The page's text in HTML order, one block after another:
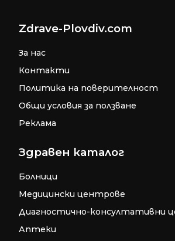
Zdrave-Plovdiv.com
За нас
Контакти
Политика на поверителност
Общи условия за ползване
Реклама
Здравен каталог
Болници
Медицински центрове
Диагностично-консултативни
Аптеки